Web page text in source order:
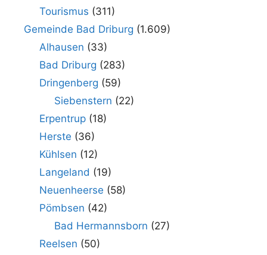
Tourismus (311)
Gemeinde Bad Driburg (1.609)
Alhausen (33)
Bad Driburg (283)
Dringenberg (59)
Siebenstern (22)
Erpentrup(18)
Herste (36)
Kühlsen (12)
Langeland (19)
Neuenheerse (58)
Pömbsen (42)
Bad Hermannsborn (27)
Reelsen (50)